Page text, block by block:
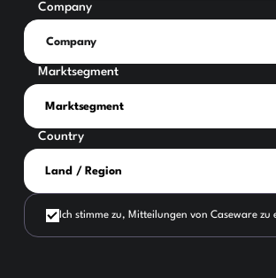
Company
Marktsegment
Country
Ich stimme zu, Mitteilungen von Caseware zu